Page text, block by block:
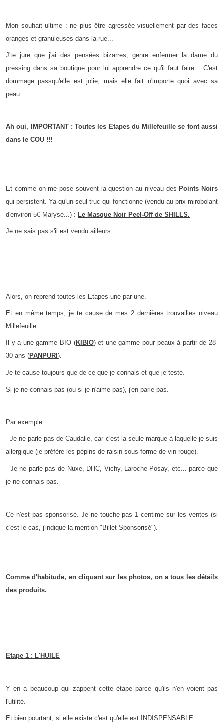
Mon souhait ultime : ne plus être agressée visuellement par des faces
oranges et granuleuses dans la rue...
J'te jure que j'ai des pensées bizarres, genre enfermer la dame du
pressing dans sa boutique pour lui apprendre ce qu'il faut faire... C'est
dommage passqu'elle est jolie, mais elle fait n'importe quoi avec sa
peau.
Ah oui, IMPORTANT : Toutes les Etapes du Millefeuille se font aussi
dans le COU !!!
Et comme on me pose souvent la question au niveau des Points Noirs
qui persistent. Ya qu'un seul truc qui fonctionne (vendu au prix mirobolant
d'environ 5€ Maryse...) : Le Masque Noir Peel-Off de SHILLS.
Je ne sais pas s'il est vendu ailleurs.
Alors, on reprend toutes les Etapes une par une.
Et en même temps, je te cause de mes 2 dernières trouvailles niveau
Millefeuille.
Il y a une gamme BIO (KIBIO) et une gamme pour peaux à partir de 28-
30 ans (PANPURI ).
Je te cause toujours que de ce que je connais et que je teste.
Si je ne connais pas (ou si je n'aime pas), j'en parle pas.
Par exemple :
- Je ne parle pas de Caudalie, car c'est la seule marque à laquelle je suis
allergique (je préfère les pépins de raisin sous forme de vin rouge).
- Je ne parle pas de Nuxe, DHC, Vichy, Laroche-Posay, etc... parce que
je ne connais pas.
Ce n'est pas sponsorisé. Je ne touche pas 1 centime sur les ventes (si
c'est le cas, j'indique la mention "Billet Sponsorisé").
Comme d'habitude, en cliquant sur les photos, on a tous les détails
des produits.
Etape 1 : L'HUILE
Y en a beaucoup qui zappent cette étape parce qu'ils n'en voient pas
l'utilité.
Et bien pourtant, si elle existe c'est qu'elle est INDISPENSABLE.